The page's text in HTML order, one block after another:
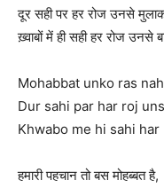
दूर सही पर हर रोज उनसे
ख़्वाबों में ही सही हर रोज उनसे
Mohabbat unko ras
Dur sahi par har roj
Khwabo me hi sahi
हमारी पहचान तो बस मोहब्बत है,